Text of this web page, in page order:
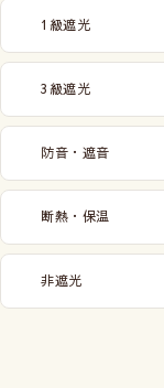
1級遮光
3級遮光
防音・遮音
断熱・保温
非遮光